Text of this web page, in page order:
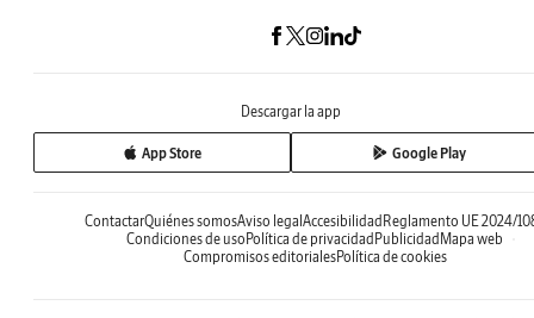
Descargar la app
App Store Google Play
ContactarQuiénes somosAviso legal Accesibilidad Reglamento UE 2024/
Condiciones de uso Política de privacidad Publicidad Mapa web
Compromisos editorialesPolítica de cookies